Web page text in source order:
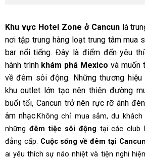
Khu vực Hotel Zone ở Cancunlà
nơi tập trung hàng loạt trung tâm mua
bar nổi tiếng. Đây là điểm đến yêu
hành trình khám phá Mexico và muốn
về đêm sôi động. Những thương
khu outlet lớn tạo nên thiên đường
buổi tối, Cancun trở nên rực rỡ ánh
âm nhạc.Không chỉ mua sắm, du
những đêm tiệc sôi động tại các club
đẳng cấp. Cuộc sống về đêm tại Cancun
ai yêu thích sự náo nhiệt và tiện nghi